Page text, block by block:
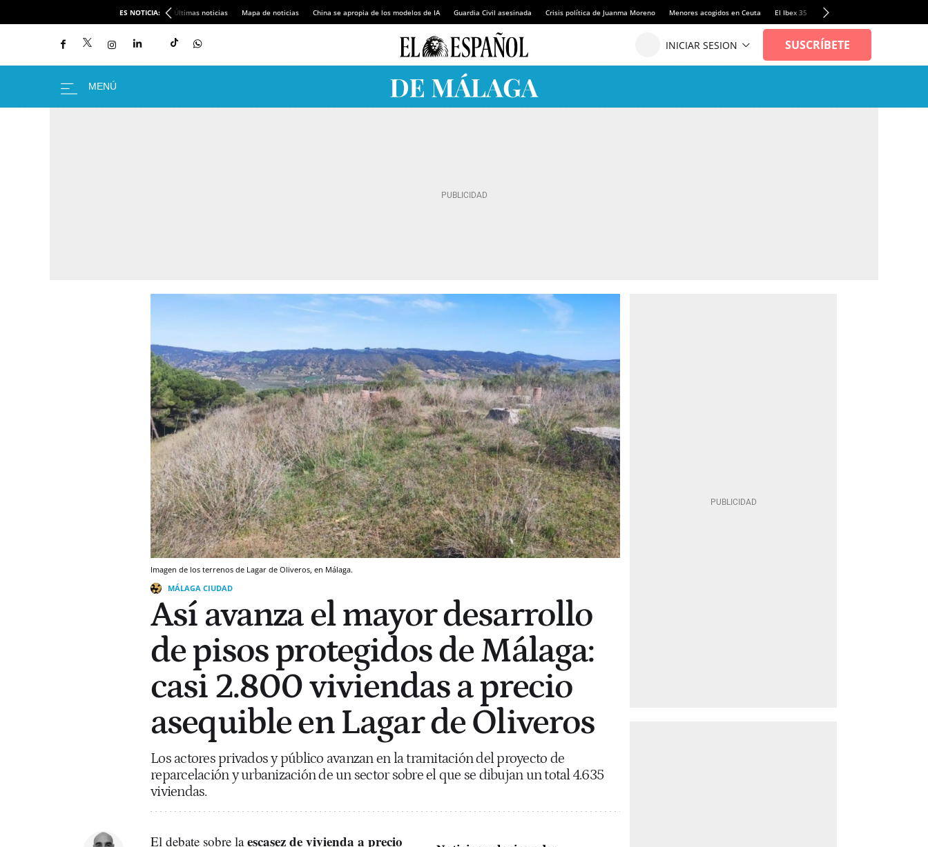
ES NOTICIA: Últimas noticias Mapa de noticias China se apropia de los modelos de IA Guardia Civil asesinada Crisis política de Juanma Moreno Menores acogidos en Ceuta El Ibex 35 Llamadas de alerta Sánchez
Imagen de los terrenos de Lagar de Oliveros, en Málaga.
MÁLAGA CIUDAD
Así avanza el mayor desarrollo
de pisos protegidos de Málaga:
casi 2.800 viviendas a precio
asequible en Lagar de Oliveros
Los actores privados y público avanzan en la tramitación del proyecto de
reparcelación y urbanización de un sector sobre el que se dibujan un total 4.635
viviendas.
El debate sobre laescasez de vivienda a precio